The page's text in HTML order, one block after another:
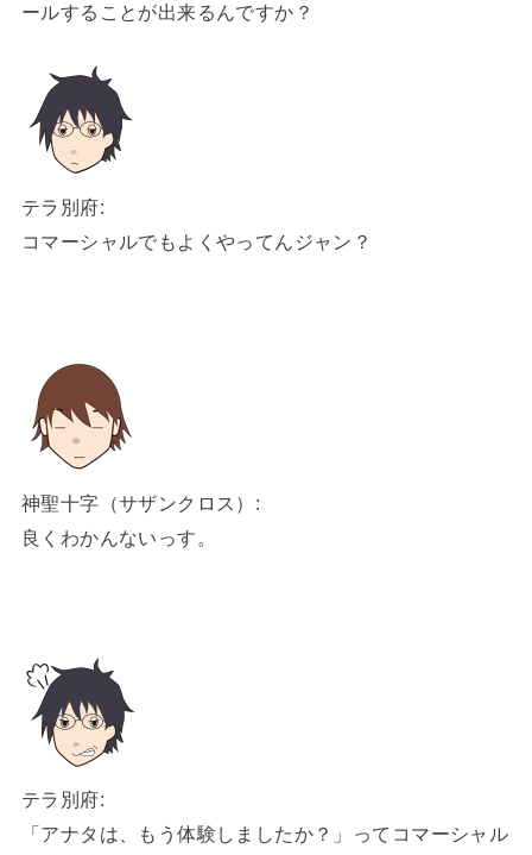
ールすることが出来るんですか？
テラ別府:
コマーシャルでもよくやってんジャン？
神聖十字（サザンクロス）:
良くわかんないっす。
テラ別府:
「アナタは、もう体験しましたか？」ってコマーシャル